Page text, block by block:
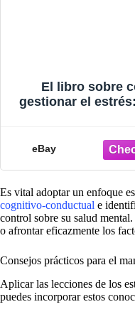
El libro sobre
gestionar el
eBay
Es vital adoptar un enfoque
cognitivo-conductual e
control sobre su salud
o afrontar eficazmente los
Consejos prácticos para el
Aplicar las lecciones de los
puedes incorporar estos